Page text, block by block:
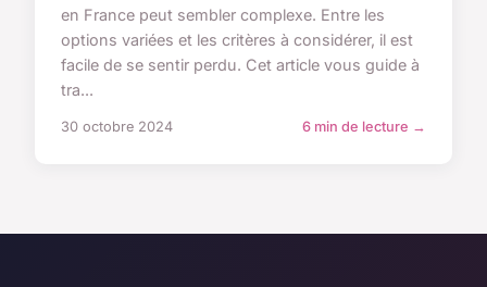
en France peut sembler complexe. Entre les
options variées et les critères à considérer, il est
facile de se sentir perdu. Cet article vous guide à
tra...
30 octobre 2024 6 min de lecture →